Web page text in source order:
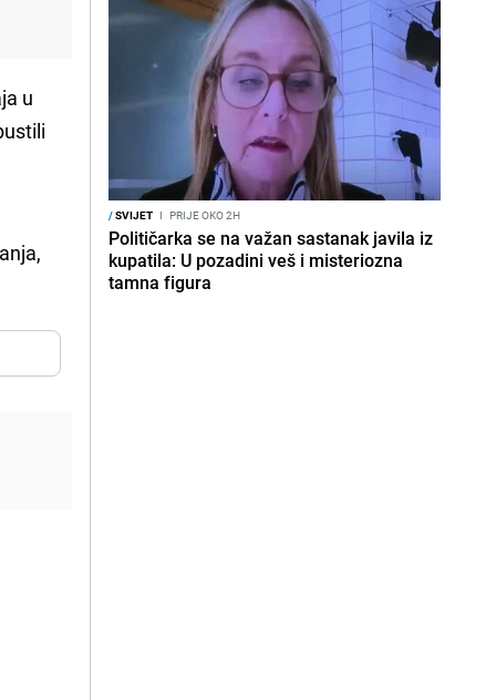
u
/SVIJET I PRIJE OKO 2H
Političarka se na važan sastanak javila iz
kupatila: U pozadini veš i misteriozna
tamna figura